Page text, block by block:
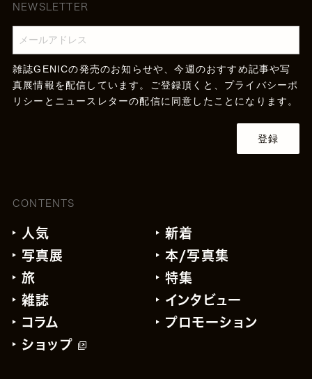
NEWSLETTER
雑誌GENICの発売のお知らせや、今週のおすすめ記事や写
真展情報を配信しています。ご登録頂くと、 プライバシーポ
リシー とニュースレターの配信に同意したことになります。
登録
CONTENTS
人気
新着
写真展
本/写真集
旅
特集
雑誌
インタビュー
コラム
プロモーション
ショップ